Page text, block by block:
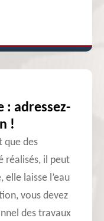
: adressez-
!
que des
réalisés, il peut
laisse l’eau
vous devez
des travaux